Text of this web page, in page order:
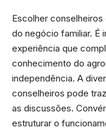
Escolher
do negócio familiar. É
experiência que
conhecimento do
independência. A
conselheiros pode
as discussões.
estruturar o